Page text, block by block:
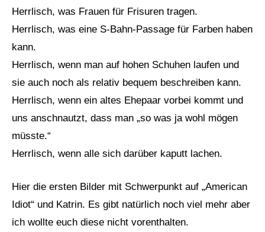
Herrlisch, was Frauen für Frisuren tragen.
Herrlisch, was eine S-Bahn-Passage für Farben haben
kann.
Herrlisch, wenn man auf hohen Schuhen laufen und
sie auch noch als relativ bequem beschreiben kann.
Herrlisch, wenn ein altes Ehepaar vorbei kommt und
uns anschnautzt, dass man „so was ja wohl mögen
müsste.“
Herrlisch, wenn alle sich darüber kaputt lachen.
Hier die ersten Bilder mit Schwerpunkt auf „American
Idiot“ und Katrin. Es gibt natürlich noch viel mehr aber
ich wollte euch diese nicht vorenthalten.